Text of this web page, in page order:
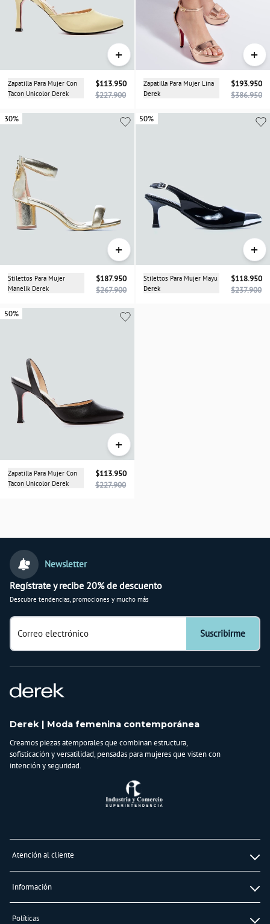
+
Zapatilla Para Mujer Con
Tacon Unicolor Derek
$113.950
$227.900
+
Zapatilla Para Mujer Lina
Derek
$193.950
$386.950
30% 30%
+
Stilettos Para Mujer
Manelik Derek
$187.950
$267.900
50%
+
Stilettos Para Mujer Mayu
Derek
$118.950
$237.900
50%
+
Zapatilla Para Mujer Con
Tacon Unicolor Derek
$113.950
$227.900
Newsletter
Regístrate y recibe 20% de descuento
Descubre tendencias, promociones y mucho más
Correo electrónico Suscribirme
Derek | Moda femenina contemporánea
Creamos piezas atemporales que combinan estructura,
sofisticación y versatilidad, pensadas para mujeres que visten con
intención y seguridad.
Atención al cliente
Whatsapp
Servicio al cliente
Información
Solicita tu cupo QUAC
Políticas